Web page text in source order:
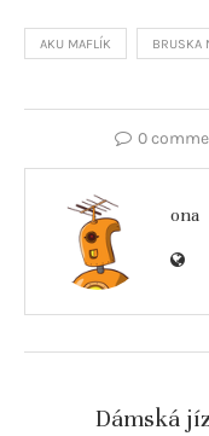
AKU MAFLÍK BRUSKA
0
ona
Dámská